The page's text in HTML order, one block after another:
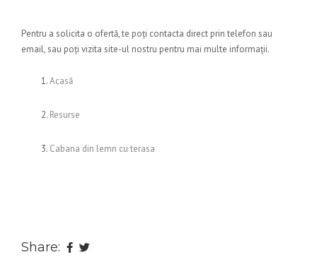
Pentru a solicita o ofertă, te poți contacta direct prin telefon sau
email, sau poți vizita site-ul nostru pentru mai multe informații.
Acasă
Resurse
Cabana din lemn cu terasa
Share: